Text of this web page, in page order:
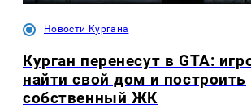
Новости Кургана
Курган перенесут в GTA:
найти свой дом и построить
собственный ЖК